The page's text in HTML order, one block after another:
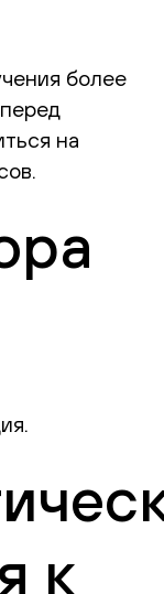
более
на
к